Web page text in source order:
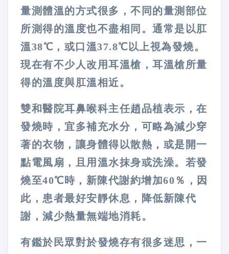
量測體溫的方式很多，不同的量測部位
所測得的溫度也不盡相同。通常是以肛
溫38℃，或口溫37.8℃以上視為發燒。
現在有不少人改用耳溫槍，耳溫槍所量
得的溫度與肛溫相近。
雙和醫院耳鼻喉科主任趙品植表示，在
發燒時，宜多補充水分，可略為減少穿
著的衣物，讓身體得以散熱，或是開一
點電風扇，且用溫水抹身或洗澡。若發
燒至40℃時，新陳代謝約增加60 ％，因
此，患者最好安靜休息，降低新陳代
謝，減少熱量無端地消耗。
有鑑於民眾對於發燒存有很多迷思，一